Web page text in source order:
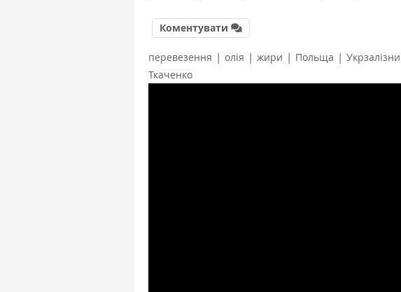
Коментувати
перевезення | олія | жири | Польща |
Ткаченко